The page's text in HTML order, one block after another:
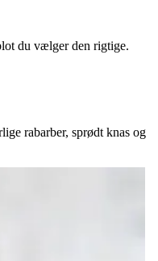
du vælger den rigtige.
rabarber, sprødt knas og